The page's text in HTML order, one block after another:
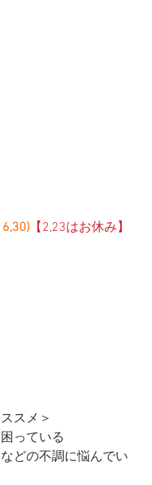
【2,23はお休み】
スメ＞
っている
どの不調に悩んでい